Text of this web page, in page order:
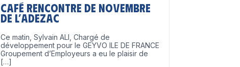
Café Rencontre de Novembre
de l’ADEZAC
Ce matin, Sylvain ALI, Chargé de
développement pour le GEYVO ILE DE FRANCE
Groupement d’Employeurs a eu le plaisir de
[…]